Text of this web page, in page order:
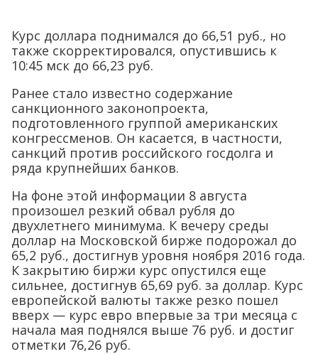
Курс доллара поднимался до 66,51 руб., но
также скорректировался, опустившись к
10:45 мск до 66,23 руб.
Ранее стало известно содержание
санкционного законопроекта,
подготовленного группой американских
конгрессменов. Он касается, в частности,
санкций против российского госдолга и
ряда крупнейших банков.
На фоне этой информации 8 августа
произошел резкий обвал рубля до
двухлетнего минимума. К вечеру среды
доллар на Московской бирже подорожал до
65,2 руб., достигнув уровня ноября 2016 года.
К закрытию биржи курс опустился еще
сильнее, достигнув 65,69 руб. за доллар. Курс
европейской валюты также резко пошел
вверх — курс евро впервые за три месяца с
начала мая поднялся выше 76 руб. и достиг
отметки 76,26 руб.